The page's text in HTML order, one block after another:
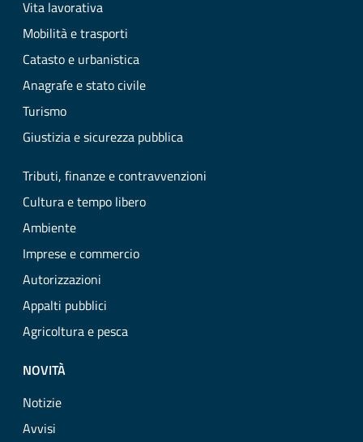
Vita lavorativa
Mobilità e trasporti
Catasto e urbanistica
Anagrafe e stato civile
Turismo
Giustizia e sicurezza pubblica
Tributi, finanze e contravvenzioni
Cultura e tempo libero
Ambiente
Imprese e commercio
Autorizzazioni
Appalti pubblici
Agricoltura e pesca
NOVITÀ
Notizie
Avvisi